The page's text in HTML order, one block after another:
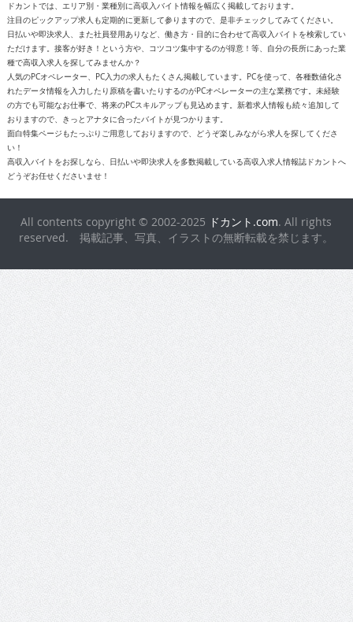
ドカントでは、エリア別・業種別に高収入バイト情報を幅広く掲載しております。
注目のピックアップ求人も定期的に更新して参りますので、是非チェックしてみてください。
日払いや即決求人、また社員登用ありなど、働き方・目的に合わせて高収入バイトを検索してい
ただけます。接客が好き！という方や、コツコツ集中するのが得意！等、自分の長所にあった業
種で高収入求人を探してみませんか？
人気のPCオペレーター、PC入力の求人もたくさん掲載しています。PCを使って、各種数値化さ
れたデータ情報を入力したり原稿を書いたりするのがPCオペレーターの主な業務です。未経験
の方でも可能なお仕事で、将来のPCスキルアップも見込めます。新着求人情報も続々追加して
おりますので、きっとアナタに合ったバイトが見つかります。
面白特集ページもたっぷりご用意しておりますので、どうぞ楽しみながら求人を探してくださ
い！
高収入バイトをお探しなら、日払いや即決求人を多数掲載している高収入求人情報誌ドカントへ
どうぞお任せくださいませ！
All contents copyright © 2002-2025 ドカント.com. All rights
reserved. 掲載記事、写真、イラストの無断転載を禁じます。